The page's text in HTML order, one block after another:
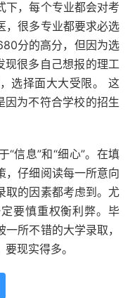
下，每个专业都会对考
，很多专业都要求必选
分的高分，但因为选
现很多自己想报的理工
选择面大大受限。 这
因为不符合学校的招生
“信息”和“细心”。在填
，仔细阅读每一所意向
取的因素都考虑到。尤
要慎重权衡利弊。毕
所不错的大学录取，
现实得多。